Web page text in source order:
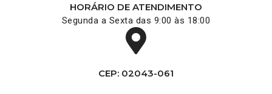
HORÁRIO DE ATENDIMENTO
Segunda a Sexta das 9:00 às 18:00
CEP: 02043-061